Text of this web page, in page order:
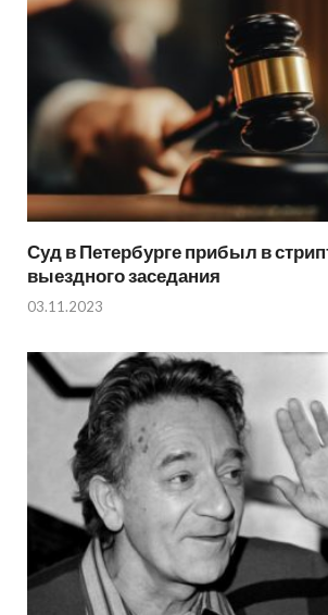
Суд в Петербурге прибыл в
выездного заседания
03.11.2023